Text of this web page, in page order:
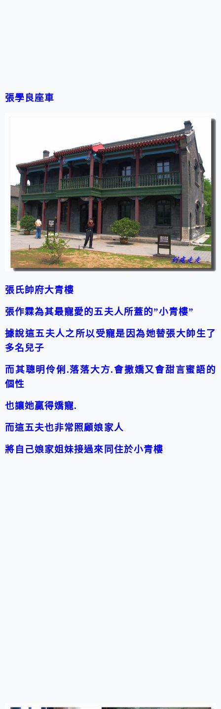
張學良座車
張氏帥府大青樓
張作霖為其最寵愛的五夫人所蓋的”小青樓”
據說這五夫人之所以受寵是因為她替張大帥生了
多名兒子
而其聰明伶俐.落落大方.會撒嬌又會甜言蜜語的
個性
也讓她贏得嬌寵.
而這五夫也非常照顧娘家人
將自己娘家姐妹接過來同住於小青樓